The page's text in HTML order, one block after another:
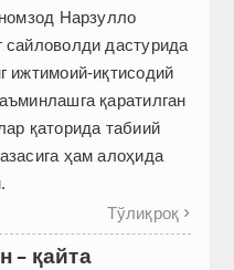
Нарзулло
дастурида
ижтимоий-иқтисодий
қаратилган
қаторида табиий
ҳам алоҳида
Тўлиқроқ 
– қайта